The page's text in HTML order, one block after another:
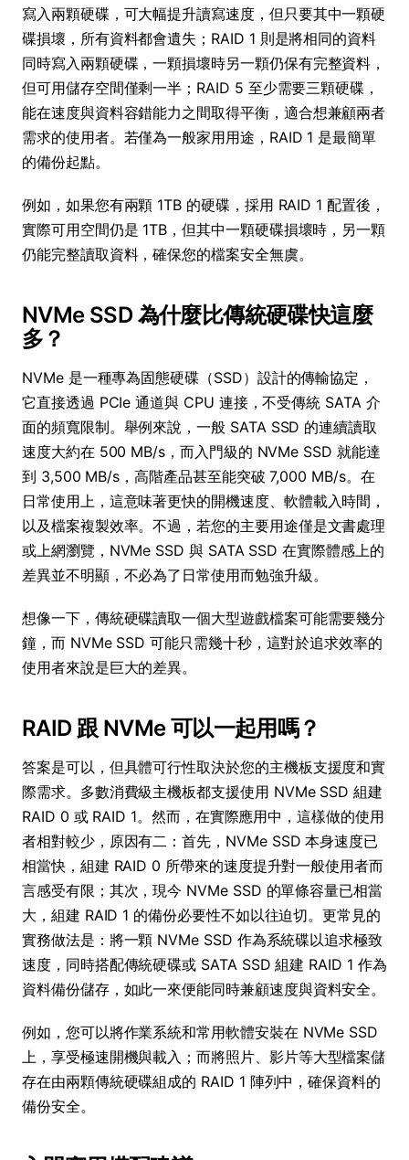
寫入兩顆硬碟，可大幅提升讀寫速度，但只要其中一顆硬
碟損壞，所有資料都會遺失；RAID 1 則是將相同的資料
同時寫入兩顆硬碟，一顆損壞時另一顆仍保有完整資料，
但可用儲存空間僅剩一半；RAID 5 至少需要三顆硬碟，
能在速度與資料容錯能力之間取得平衡，適合想兼顧兩者
需求的使用者。若僅為一般家用用途，RAID 1 是最簡單
的備份起點。
例如，如果您有兩顆 1TB 的硬碟，採用 RAID 1 配置後，
實際可用空間仍是 1TB，但其中一顆硬碟損壞時，另一顆
仍能完整讀取資料，確保您的檔案安全無虞。
NVMe SSD 為什麼比傳統硬碟快這麼
多？
NVMe 是一種專為固態硬碟（SSD）設計的傳輸協定，
它直接透過 PCIe 通道與 CPU 連接，不受傳統 SATA 介
面的頻寬限制。舉例來說，一般 SATA SSD 的連續讀取
速度大約在 500 MB/s，而入門級的 NVMe SSD 就能達
到 3,500 MB/s，高階產品甚至能突破 7,000 MB/s。在
日常使用上，這意味著更快的開機速度、軟體載入時間，
以及檔案複製效率。不過，若您的主要用途僅是文書處理
或上網瀏覽，NVMe SSD 與 SATA SSD 在實際體感上的
差異並不明顯，不必為了日常使用而勉強升級。
想像一下，傳統硬碟讀取一個大型遊戲檔案可能需要幾分
鐘，而 NVMe SSD 可能只需幾十秒，這對於追求效率的
使用者來說是巨大的差異。
RAID 跟 NVMe 可以一起用嗎？
答案是可以，但具體可行性取決於您的主機板支援度和實
際需求。多數消費級主機板都支援使用 NVMe SSD 組建
RAID 0 或 RAID 1。然而，在實際應用中，這樣做的使用
者相對較少，原因有二：首先，NVMe SSD 本身速度已
相當快，組建 RAID 0 所帶來的速度提升對一般使用者而
言感受有限；其次，現今 NVMe SSD 的單條容量已相當
大，組建 RAID 1 的備份必要性不如以往迫切。更常見的
實務做法是：將一顆 NVMe SSD 作為系統碟以追求極致
速度，同時搭配傳統硬碟或 SATA SSD 組建 RAID 1 作為
資料備份儲存，如此一來便能同時兼顧速度與資料安全。
例如，您可以將作業系統和常用軟體安裝在 NVMe SSD
上，享受極速開機與載入；而將照片、影片等大型檔案儲
存在由兩顆傳統硬碟組成的 RAID 1 陣列中，確保資料的
備份安全。